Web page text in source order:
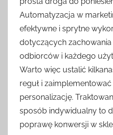
Automatyzacja w
efektywne i sprytne
dotyczących
odbiorców i każdego
Warto więc ustalić
reguł i
personalizację.
sposób indywidualny to
poprawę konwersji w